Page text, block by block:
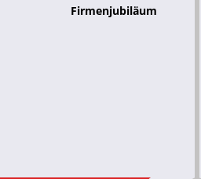
Firmenjubiläum